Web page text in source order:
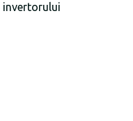
invertorului